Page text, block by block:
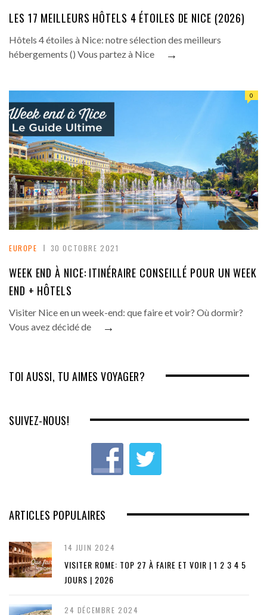
LES 17 MEILLEURS HÔTELS 4 ÉTOILES DE NICE (2026)
Hôtels 4 étoiles à Nice: notre sélection des meilleurs
hébergements () Vous partez à Nice
→
EUROPE 30 OCTOBRE 2021
0
WEEK END À NICE: ITINÉRAIRE CONSEILLÉ POUR UN WEEK
END + HÔTELS
Visiter Nice en un week-end: que faire et voir? Où dormir?
Vous avez décidé de
→
TOI AUSSI, TU AIMES VOYAGER?
SUIVEZ-NOUS!
ARTICLES POPULAIRES
14 JUIN 2024
VISITER ROME: TOP 27 À FAIRE ET VOIR | 1 2 3 4 5
JOURS | 2026
24 DÉCEMBRE 2024